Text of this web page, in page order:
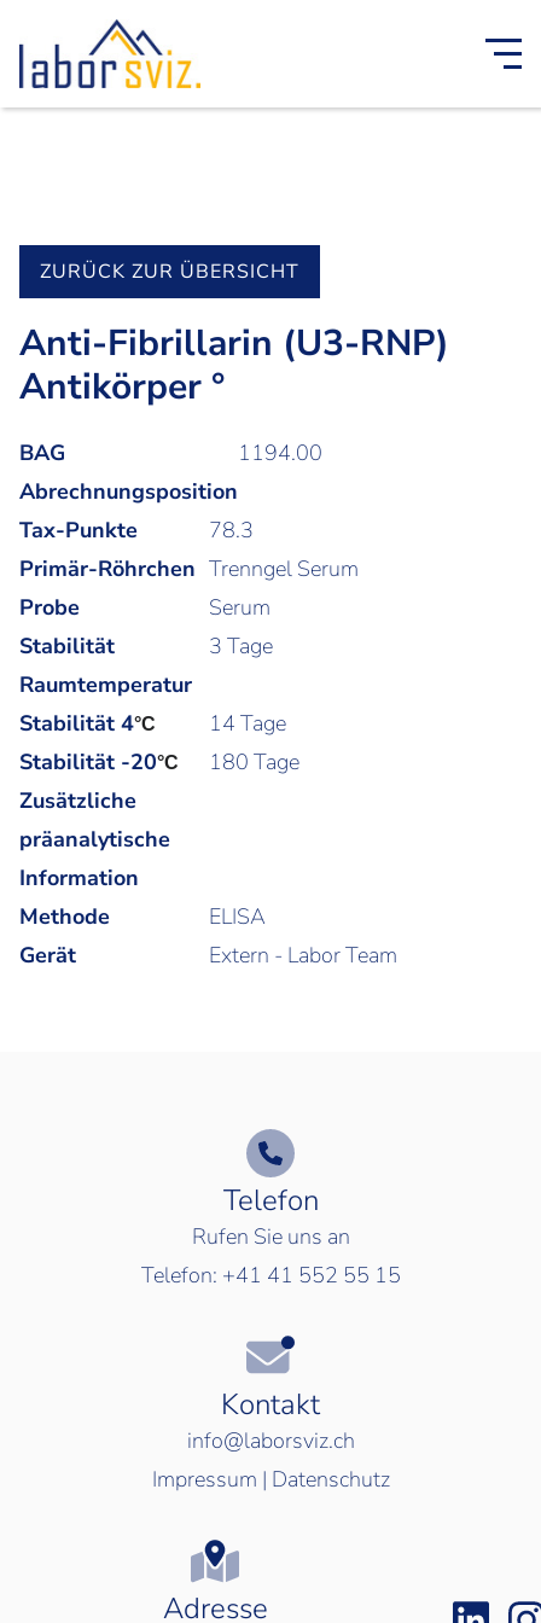
ZURÜCK ZUR ÜBERSICHT
Anti-Fibrillarin (U3-RNP)
Antikörper °
BAG
Abrechnungsposition
1194.00
Tax-Punkte
78.3
Primär-Röhrchen Trenngel Serum
Probe
Serum
Stabilität
Raumtemperatur
3 Tage
Stabilität 4°C
14 Tage
Stabilität -20°C
180 Tage
Zusätzliche
präanalytische
Information
Methode
ELISA
Gerät
Extern - Labor Team
Telefon
Rufen Sie uns an
Telefon: +41 41 552 55 15
Kontakt
info@laborsviz.ch
Impressum | Datenschutz
Adresse